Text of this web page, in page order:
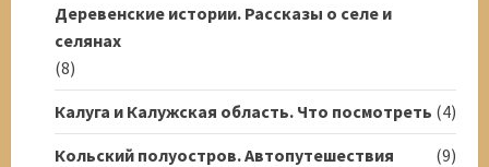
Деревенские истории. Рассказы о селе и
селянах
(8)
Калуга и Калужская область. Что посмотреть (4)
Кольский полуостров. Автопутешествия
(9)